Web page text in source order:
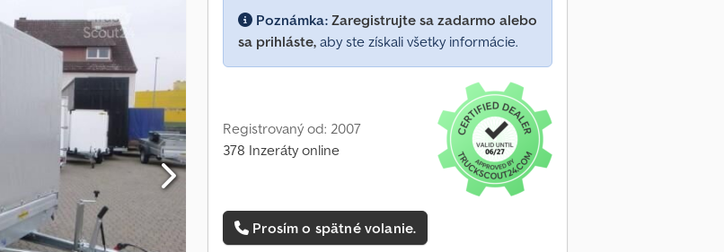
Poznámka: Zaregistrujte sa zadarmo alebo
sa prihláste, aby ste získali všetky informácie.
Registrovaný od: 2007
378 Inzeráty online
Prosím o spätné volanie.